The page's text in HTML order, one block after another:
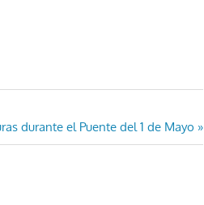
durante el Puente del 1 de Mayo